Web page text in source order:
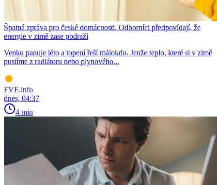
Špatná zpráva pro české domácnosti. Odborníci předpovídají, že
energie v zimě zase podraží
Venku panuje léto a topení řeší málokdo. Jenže teplo, které si v zimě
pustíme z radiátoru nebo plynového...
FVE.info
dnes, 04:37
4 min